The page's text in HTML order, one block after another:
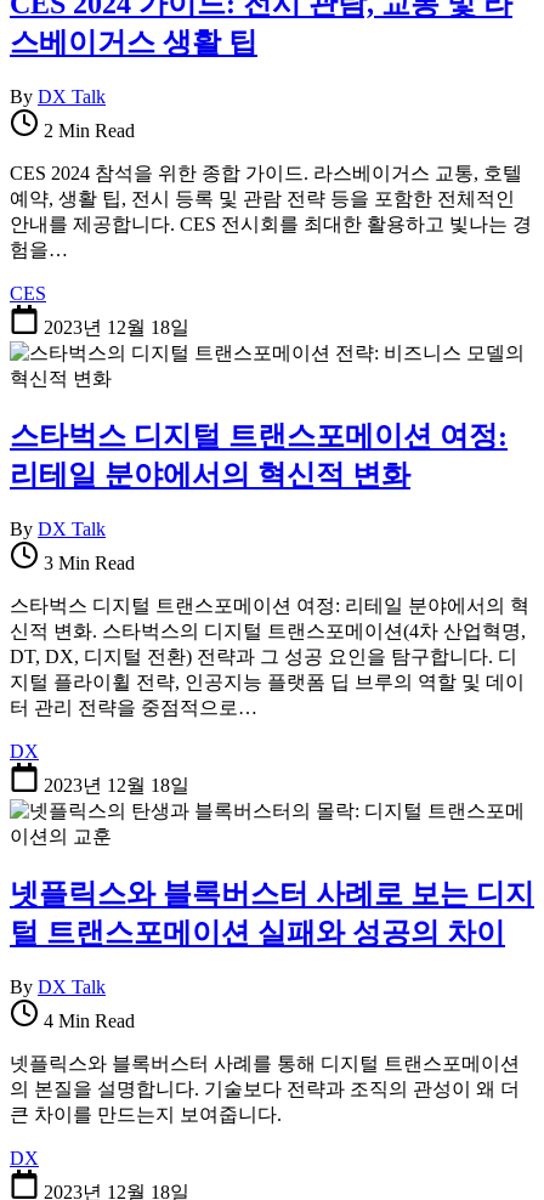
스베이거스 생활 팁
By DX Talk
2 Min Read
CES 2024 참석을 위한 종합 가이드. 라스베이거스 교통, 호텔
예약, 생활 팁, 전시 등록 및 관람 전략 등을 포함한 전체적인
안내를 제공합니다. CES 전시회를 최대한 활용하고 빛나는 경
험을…
CES
2023년 12월 18일
스타벅스 디지털 트랜스포메이션 여정:
리테일 분야에서의 혁신적 변화
By DX Talk
3 Min Read
스타벅스 디지털 트랜스포메이션 여정: 리테일 분야에서의 혁
신적 변화. 스타벅스의 디지털 트랜스포메이션(4차 산업혁명,
DT, DX, 디지털 전환) 전략과 그 성공 요인을 탐구합니다. 디
지털 플라이휠 전략, 인공지능 플랫폼 딥 브루의 역할 및 데이
터 관리 전략을 중점적으로…
DX
2023년 12월 18일
넷플릭스와 블록버스터 사례로 보는 디지
털 트랜스포메이션 실패와 성공의 차이
By DX Talk
4 Min Read
넷플릭스와 블록버스터 사례를 통해 디지털 트랜스포메이션
의 본질을 설명합니다. 기술보다 전략과 조직의 관성이 왜 더
큰 차이를 만드는지 보여줍니다.
DX
2023년 12월 18일